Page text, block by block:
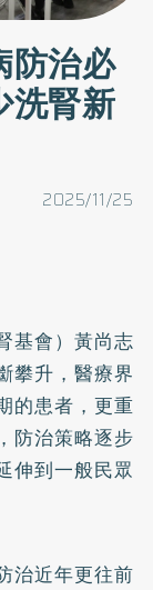
防治必
洗腎新
2025/11/25
基會）黃尚志
攀升，醫療界
的患者，更重
防治策略逐步
伸到一般民眾
治近年更往前